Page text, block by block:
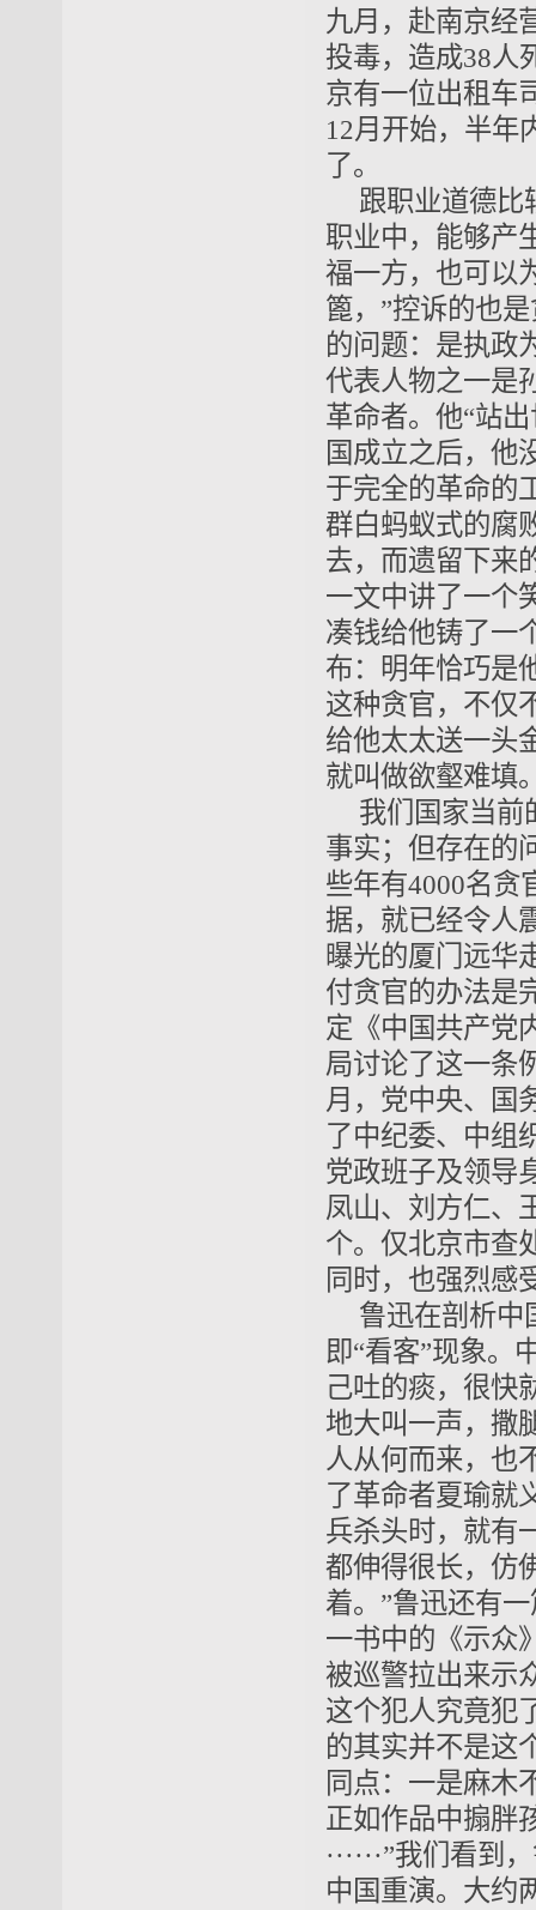
九月，赴南京经
投毒，造成38人
京有一位出租车
12月开始，半年
了。
跟职业道德比
职业中，能够产
福一方，也可以
篦，”控诉的也
的问题：是执政
代表人物之一是
革命者。他“站
国成立之后，他
于完全的革命的
群白蚂蚁式的腐
去，而遗留下来
一文中讲了一个
凑钱给他铸了一
布：明年恰巧是
这种贪官，不仅
给他太太送一头
就叫做欲壑难填
我们国家当前
事实；但存在的
些年有4000名贪
据，就已经令人
曝光的厦门远华
付贪官的办法是
定《中国共产党
局讨论了这一条
月，党中央、国
了中纪委、中组
党政班子及领导
凤山、刘方仁、
个。仅北京市查
同时，也强烈感
鲁迅在剖析中
即“看客”现象。
己吐的痰，很快
地大叫一声，撒
人从何而来，也
了革命者夏瑜就
兵杀头时，就有
都伸得很长，仿
着。”鲁迅还有
一书中的《示众
被巡警拉出来示
这个犯人究竟犯
的其实并不是这
同点：一是麻木
正如作品中搧胖
······”我们看
中国重演。大约